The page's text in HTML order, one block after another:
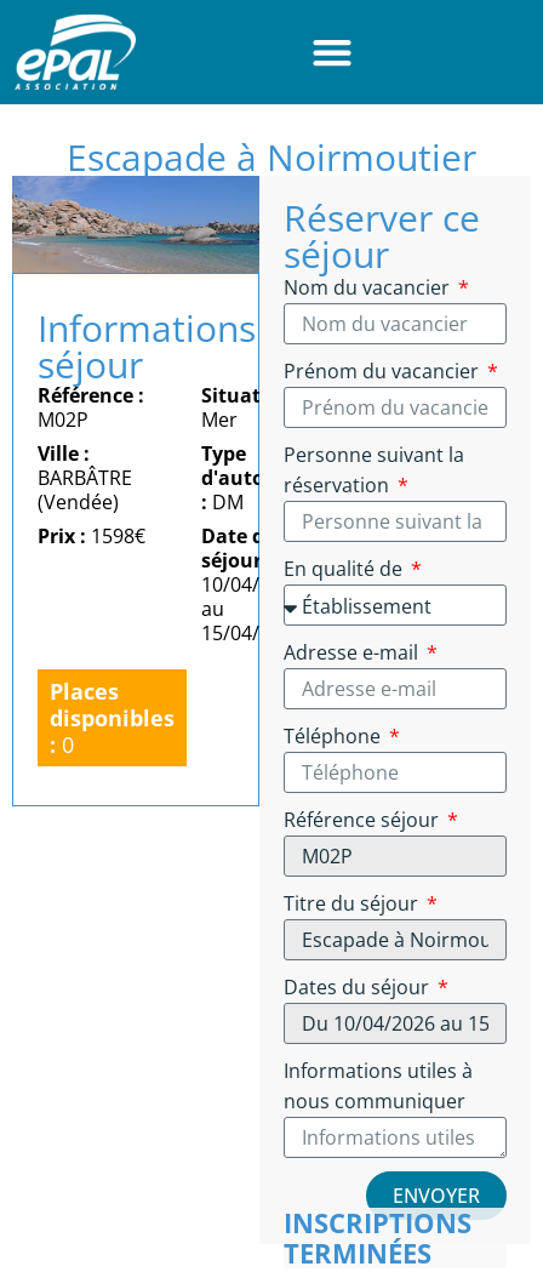
Escapade à Noirmoutier
Informations
séjour
Référence :
M02P
Situation :
Mer
Ville :
BARBÂTRE
(Vendée)
Type
d'autonomie
: DM
Prix : 1598€
Date du
séjour :
Du
10/04/2026
au
15/04/2026
Places
disponibles
: 0
Réserver ce
séjour
Nom du vacancier
Prénom du vacancier
Personne suivant la
réservation
En qualité de
Adresse e-mail
Téléphone
Référence séjour
Titre du séjour
Dates du séjour
Informations utiles à
nous communiquer
ENVOYER
INSCRIPTIONS
TERMINÉES
Panneau de gestion des cookies